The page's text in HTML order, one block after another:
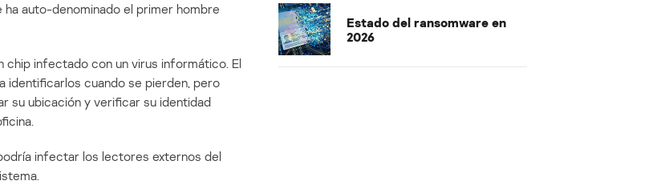
auto-denominado el primer hombre
chip infectado con un virus informático. El
identificarlos cuando se pierden, pero
su ubicación y verificar su identidad
infectar los lectores externos del
Estado del ransomware en
2026